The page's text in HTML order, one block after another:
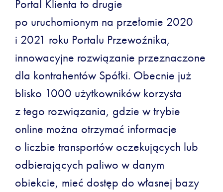
Portal Klienta to drugie
po uruchomionym na przełomie 2020
i 2021 roku Portalu Przewoźnika,
innowacyjne rozwiązanie przeznaczone
dla kontrahentów Spółki. Obecnie już
blisko 1000 użytkowników korzysta
z tego rozwiązania, gdzie w trybie
online można otrzymać informacje
o liczbie transportów oczekujących lub
odbierających paliwo w danym
obiekcie, mieć dostęp do własnej bazy